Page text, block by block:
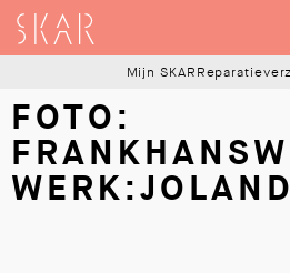
SKAR
Mijn SKAR
FOTO: